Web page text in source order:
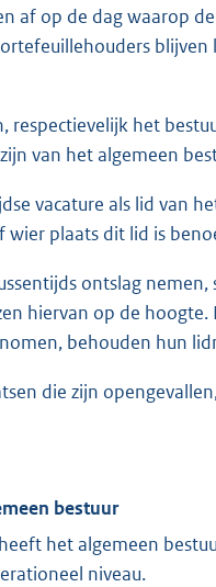
af op de dag waarop
respectievelijk het
van het algemeen
vacature als lid van
plaats dit lid is
ontslag
hiervan op de
behouden hun
die zijn
bestuur
het algemeen
niveau.